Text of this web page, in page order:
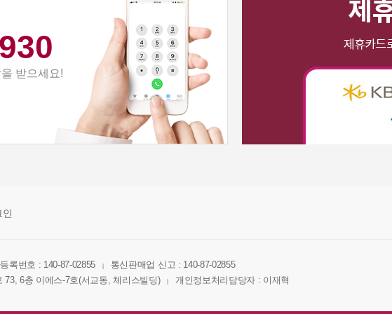
받으세요!
인
록번호 : 140-87-02855
통신판매업 신고 : 140-87-02855
6층 이에스-7호(서교동, 체리스빌딩) 개인정보처리담당자 : 이재혁